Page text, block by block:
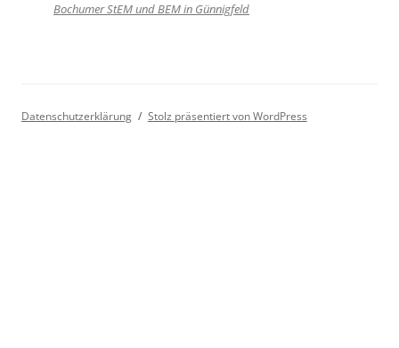
Bochumer StEM und BEM in Günnigfeld
Datenschutzerklärung Stolz präsentiert von WordPress